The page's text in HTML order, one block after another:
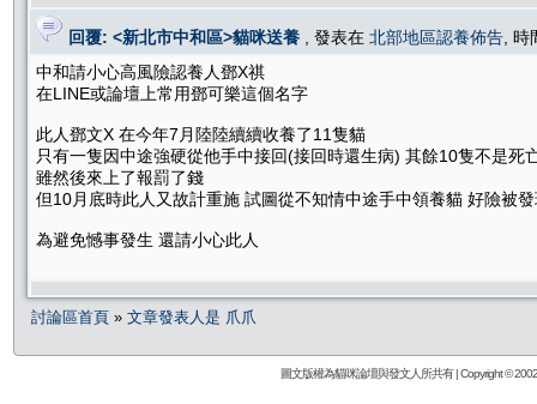
回覆: <新北市中和區>貓咪送養 , 發表在 北部地區認養佈告 ,
中和請小心高風險認養人鄧X祺
在LINE或論壇上常用鄧可樂這個名字
此人鄧文X 在今年7月陸陸續續收養了11隻貓
只有一隻因中途強硬從他手中接回(接回時還生病) 其餘10隻不是死
雖然後來上了報罰了錢
但10月底時此人又故計重施 試圖從不知情中途手中領養貓 好險被
為避免憾事發生 還請小心此人
討論區首頁 » 文章發表人是 爪爪
圖文版權為貓咪論壇與發文人所共有 | Copyright ©